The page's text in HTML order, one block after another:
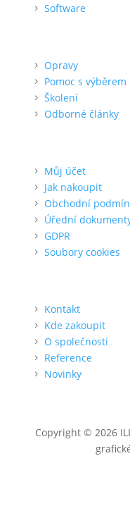
Software
Opravy
Pomoc s
Školení
Odborné články
Můj účet
Jak nakoupit
Obchodní
Úřední
GDPR
Soubory cookies
Kontakt
Kde zakoupit
O společnosti
Reference
Novinky
Copyright © 2026